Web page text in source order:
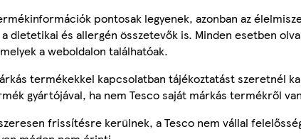
pontosak legyenek, azonban az
dietetikai és allergén összetevők is. Minden esetben
a weboldalon találhatóak.
termékekkel kapcsolatban tájékoztatást szeretnél
gyártójával, ha nem Tesco saját márkás termékről
frissítésre kerülnek, a Tesco nem vállal